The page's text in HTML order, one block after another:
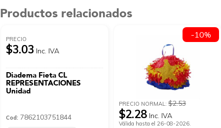
Productos relacionados
PRECIO
$3.03 Inc. IVA
Diadema Fieta CL
REPRESENTACIONES
Unidad
Cod: 7862103751844
PRECIO NORMAL:$2.53
$2.28 Inc. IVA
Válida hasta el 26-08-2026.
-10%